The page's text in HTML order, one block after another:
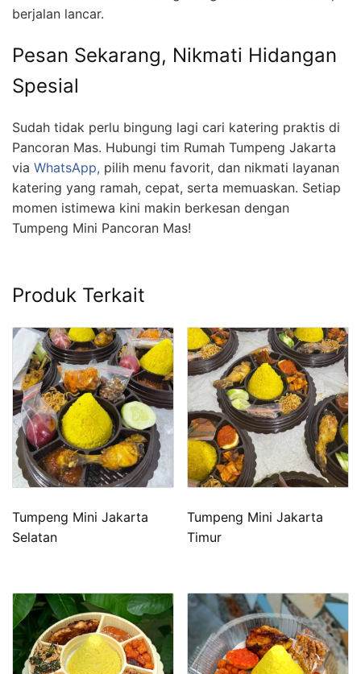
berjalan lancar.
Pesan Sekarang, Nikmati Hidangan
Spesial
Sudah tidak perlu bingung lagi cari katering praktis di
Pancoran Mas. Hubungi tim Rumah Tumpeng Jakarta
via WhatsApp, pilih menu favorit, dan nikmati layanan
katering yang ramah, cepat, serta memuaskan. Setiap
momen istimewa kini makin berkesan dengan
Tumpeng Mini Pancoran Mas!
Produk Terkait
Tumpeng Mini Jakarta
Selatan
Tumpeng Mini Jakarta
Timur